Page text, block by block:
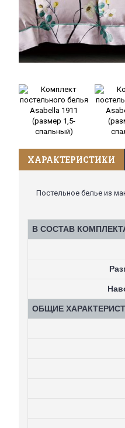
ХАРАКТЕРИСТИКИ
Постельное белье из
В СОСТАВ
ОБЩИЕ